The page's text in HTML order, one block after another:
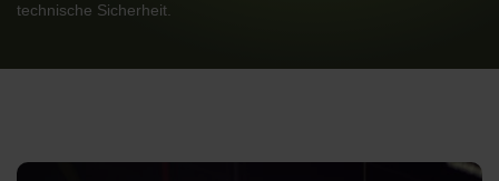
technische Sicherheit.